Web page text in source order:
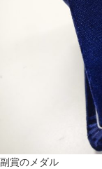
副賞のメダル